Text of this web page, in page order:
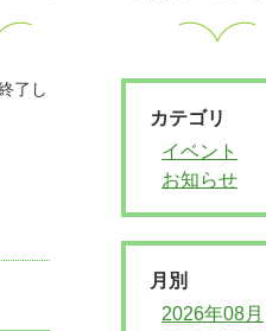
了し
カテゴリ
イベント
お知らせ
月別
2026年08月